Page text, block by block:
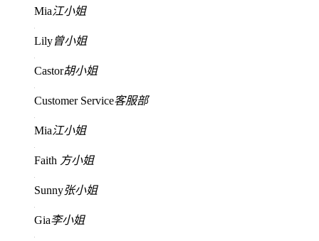
Mia江小姐
Lily曾小姐
Castor胡小姐
Customer Service客服部
Mia江小姐
Faith 方小姐
Sunny张小姐
Gia李小姐